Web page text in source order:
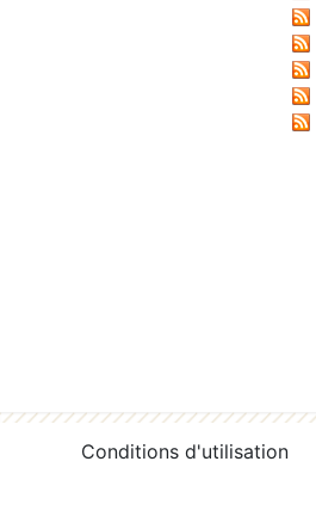
Conditions d'utilisation